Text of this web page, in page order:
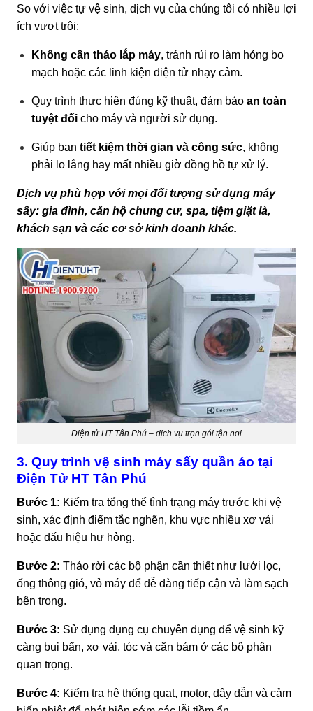
So với việc tự vệ sinh, dịch vụ của chúng tôi có nhiều lợi
ích vượt trội:
Không cần tháo lắp máy, tránh rủi ro làm hỏng bo
mạch hoặc các linh kiện điện tử nhạy cảm.
Quy trình thực hiện đúng kỹ thuật, đảm bảo an toàn
tuyệt đốicho máy và người sử dụng.
Giúp bạn tiết kiệm thời gian và công sức, không
phải lo lắng hay mất nhiều giờ đồng hồ tự xử lý.
Dịch vụ phù hợp với mọi đối tượng sử dụng máy
sấy: gia đình, căn hộ chung cư, spa, tiệm giặt là,
khách sạn và các cơ sở kinh doanh khác.
Điện tử HT Tân Phú – dịch vụ trọn gói tận nơi
3. Quy trình vệ sinh máy sấy quần áo tại
Điện Tử HT Tân Phú
Bước 1: Kiểm tra tổng thể tình trạng máy trước khi vệ
sinh, xác định điểm tắc nghẽn, khu vực nhiều xơ vải
hoặc dấu hiệu hư hỏng.
Bước 2: Tháo rời các bộ phận cần thiết như lưới lọc,
ống thông gió, vỏ máy để dễ dàng tiếp cận và làm sạch
bên trong.
Bước 3: Sử dụng dụng cụ chuyên dụng để vệ sinh kỹ
càng bụi bẩn, xơ vải, tóc và cặn bám ở các bộ phận
quan trọng.
Bước 4: Kiểm tra hệ thống quạt, motor, dây dẫn và cảm